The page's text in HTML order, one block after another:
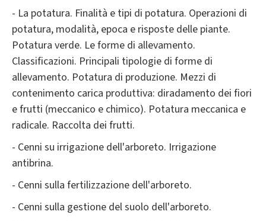
- La potatura. Finalità e tipi di potatura. Operazioni di
potatura, modalità, epoca e risposte delle piante.
Potatura verde. Le forme di allevamento.
Classificazioni. Principali tipologie di forme di
allevamento. Potatura di produzione. Mezzi di
contenimento carica produttiva: diradamento dei fiori
e frutti (meccanico e chimico). Potatura meccanica e
radicale. Raccolta dei frutti.
- Cenni su irrigazione dell'arboreto. Irrigazione
antibrina.
- Cenni sulla fertilizzazione dell'arboreto.
- Cenni sulla gestione del suolo dell'arboreto.